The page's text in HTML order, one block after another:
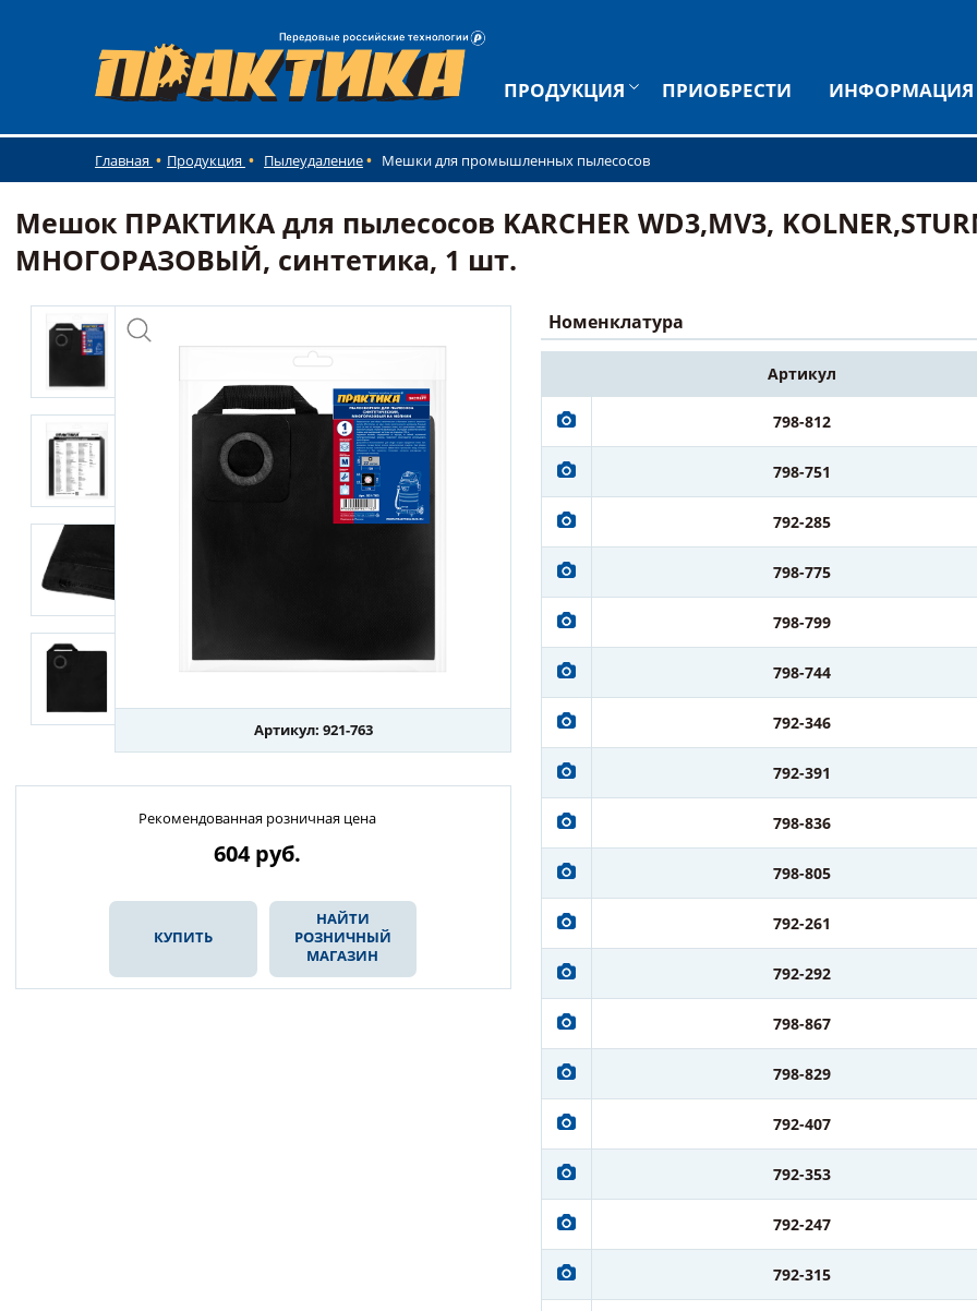
ПРОДУКЦИЯ ПРИОБРЕСТИ ИНФОРМАЦИЯ
Главная Продукция Пылеудаление Мешки для промышленных пылесосов
Мешок ПРАКТИКА для пылесосов KARCHER WD3,MV3,
МНОГОРАЗОВЫЙ, синтетика, 1 шт.
Артикул: 921-763
Рекомендованная розничная цена
604руб.
КУПИТЬ
НАЙТИ
РОЗНИЧНЫЙ
МАГАЗИН
Номенклатура
Артикул
798-812
798-751
792-285
798-775
798-799
798-744
792-346
792-391
798-836
798-805
792-261
792-292
798-867
798-829
792-407
792-353
792-247
792-315